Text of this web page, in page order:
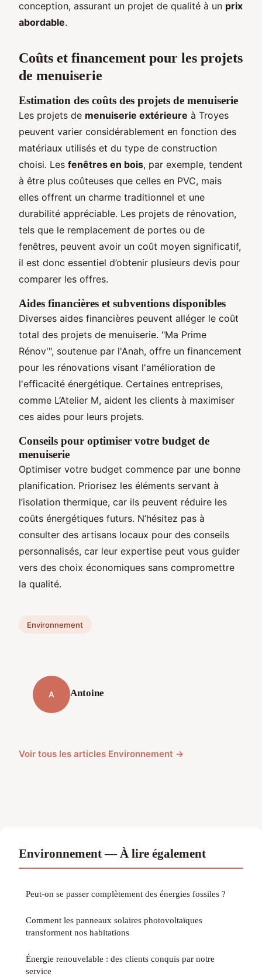
conception, assurant un projet de qualité à un prix
abordable.
Coûts et financement pour les projets
de menuiserie
Estimation des coûts des projets de menuiserie
Les projets de menuiserie extérieure à Troyes
peuvent varier considérablement en fonction des
matériaux utilisés et du type de construction
choisi. Les fenêtres en bois, par exemple, tendent
à être plus coûteuses que celles en PVC, mais
elles offrent un charme traditionnel et une
durabilité appréciable. Les projets de rénovation,
tels que le remplacement de portes ou de
fenêtres, peuvent avoir un coût moyen significatif,
il est donc essentiel d’obtenir plusieurs devis pour
comparer les offres.
Aides financières et subventions disponibles
Diverses aides financières peuvent alléger le coût
total des projets de menuiserie. "Ma Prime
Rénov'", soutenue par l'Anah, offre un financement
pour les rénovations visant l'amélioration de
l'efficacité énergétique. Certaines entreprises,
comme L’Atelier M, aident les clients à maximiser
ces aides pour leurs projets.
Conseils pour optimiser votre budget de
menuiserie
Optimiser votre budget commence par une bonne
planification. Priorisez les éléments servant à
l’isolation thermique, car ils peuvent réduire les
coûts énergétiques futurs. N’hésitez pas à
consulter des artisans locaux pour des conseils
personnalisés, car leur expertise peut vous guider
vers des choix économiques sans compromettre
la qualité.
Environnement
A Antoine
Voir tous les articles Environnement →
Environnement — À lire également
Peut-on se passer complètement des énergies fossiles ?
Comment les panneaux solaires photovoltaïques
transforment nos habitations
Énergie renouvelable : des clients conquis par notre
service